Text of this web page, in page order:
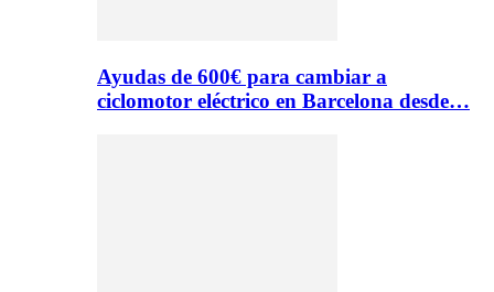
Ayudas de 600€ para cambiar a
ciclomotor eléctrico en Barcelona desde…